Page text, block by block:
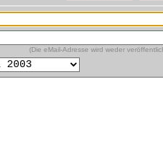
(Die eMail-Adresse wird weder